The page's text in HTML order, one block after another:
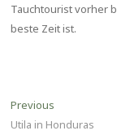
Tauchtourist vorher
beste Zeit ist.
Previous
post:
Utila in Honduras